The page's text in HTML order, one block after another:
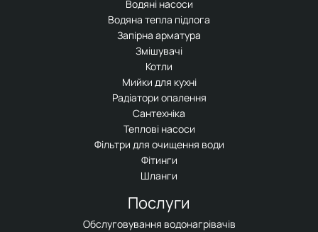
Водяні насоси
Водяна тепла підлога
Запірна арматура
Змішувачі
Котли
Мийки для кухні
Радіатори опалення
Сантехніка
Теплові насоси
Фільтри для очищення води
Фітинги
Шланги
Послуги
Обслуговування водонагрівачів